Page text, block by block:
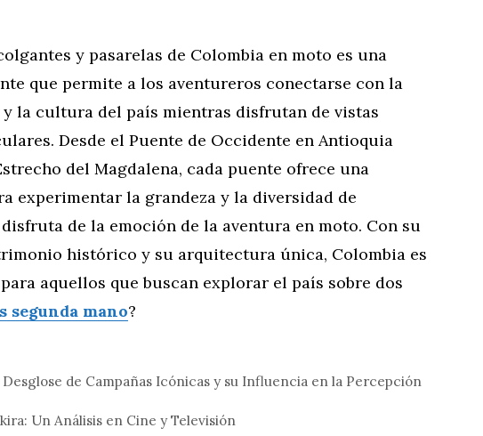
y pasarelas de Colombia en moto es una
que permite a los aventureros conectarse con la
la cultura del país mientras disfrutan de vistas
Desde el Puente de Occidente en Antioquia
del Magdalena, cada puente ofrece una
experimentar la grandeza y la diversidad de
de la emoción de la aventura en moto. Con su
histórico y su arquitectura única, Colombia es
aquellos que buscan explorar el país sobre dos
segunda mano?
de Campañas Icónicas y su Influencia en la Percepción
Un Análisis en Cine y Televisión